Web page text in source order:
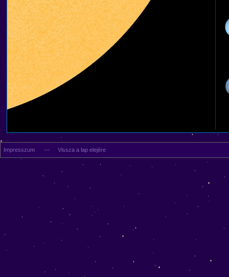
Impresszum --- Vissza a lap elejére